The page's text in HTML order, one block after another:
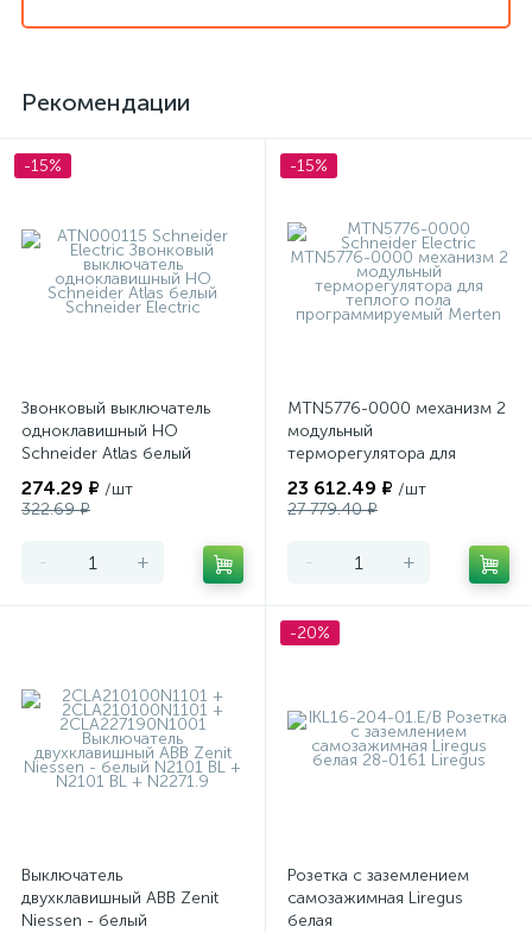
Рекомендации
-15%
Звонковый выключатель
одноклавишный НО
Schneider Atlas белый
274.29 ₽ /шт
322.69 ₽
- +
-15%
MTN5776-0000 механизм 2
модульный
терморегулятора для
программируемый Merten
23 612.49 ₽ /шт
27 779.40 ₽
- +
Выключатель
двухклавишный ABB Zenit
Niessen - белый
-20%
Розетка с заземлением
самозажимная Liregus
белая